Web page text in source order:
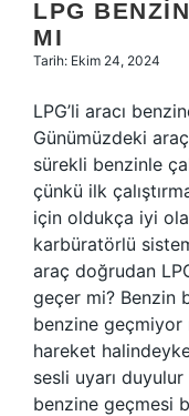
LPG
MI
Tarih: Ekim 24, 2024
LPG’li aracı
Günümüzdeki
sürekli benzinle
çünkü ilk
için oldukça iyi
karbüratörlü
araç doğrudan
geçer mi? Benzin
benzine geçmiyor
hareket
sesli uyarı
benzine geçmesi